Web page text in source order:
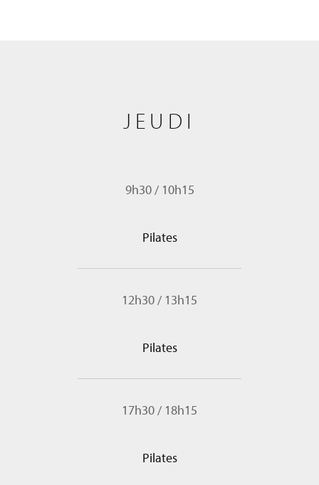
JEUDI
9h30/ 10h15
Pilates
12h30/ 13h15
Pilates
17h30/ 18h15
Pilates